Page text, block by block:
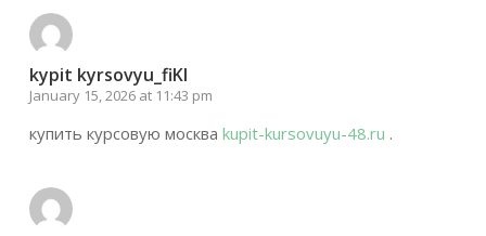
kypit kyrsovyu_fiKl
January 15, 2026 at 11:43 pm
купить курсовую москва kupit-kursovuyu-48.ru .